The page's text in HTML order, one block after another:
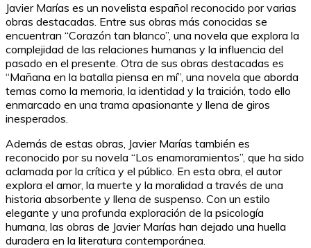
Javier Marías es un novelista español reconocido por varias
obras destacadas. Entre sus obras más conocidas se
encuentran “Corazón tan blanco”, una novela que explora la
complejidad de las relaciones humanas y la influencia del
pasado en el presente. Otra de sus obras destacadas es
“Mañana en la batalla piensa en mí”, una novela que aborda
temas como la memoria, la identidad y la traición, todo ello
enmarcado en una trama apasionante y llena de giros
inesperados.
Además de estas obras, Javier Marías también es
reconocido por su novela “Los enamoramientos”, que ha sido
aclamada por la crítica y el público. En esta obra, el autor
explora el amor, la muerte y la moralidad a través de una
historia absorbente y llena de suspenso. Con un estilo
elegante y una profunda exploración de la psicología
humana, las obras de Javier Marías han dejado una huella
duradera en la literatura contemporánea.